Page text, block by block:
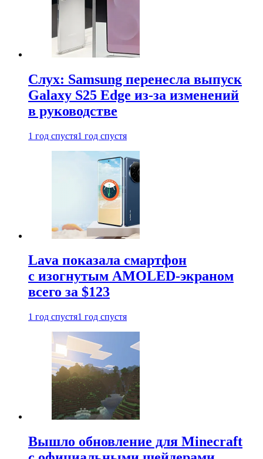
Слух: Samsung перенесла выпуск
Galaxy S25 Edge из-за изменений
в руководстве
1 год спустя1 год спустя
Lava показала смартфон
с изогнутым AMOLED-экраном
всего за $123
1 год спустя1 год спустя
Вышло обновление для Minecraft